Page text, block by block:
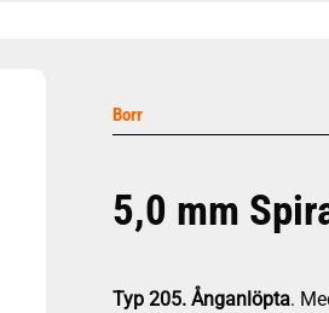
Borr
5,0 mm
Typ 205. Ånganlöpta.